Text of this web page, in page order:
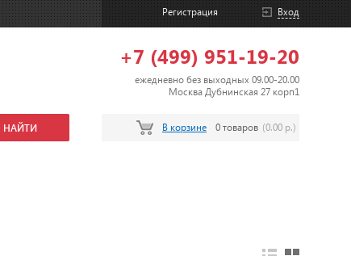
Вход
Регистрация
+7 (499) 951-19-20
ежедневно без выходных 09.00-20.00
Москва Дубнинская 27 корп1
В корзине 0 товаров (0.00 р.)